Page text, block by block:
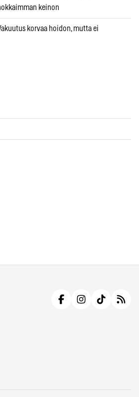
keinon
korvaa hoidon, mutta ei